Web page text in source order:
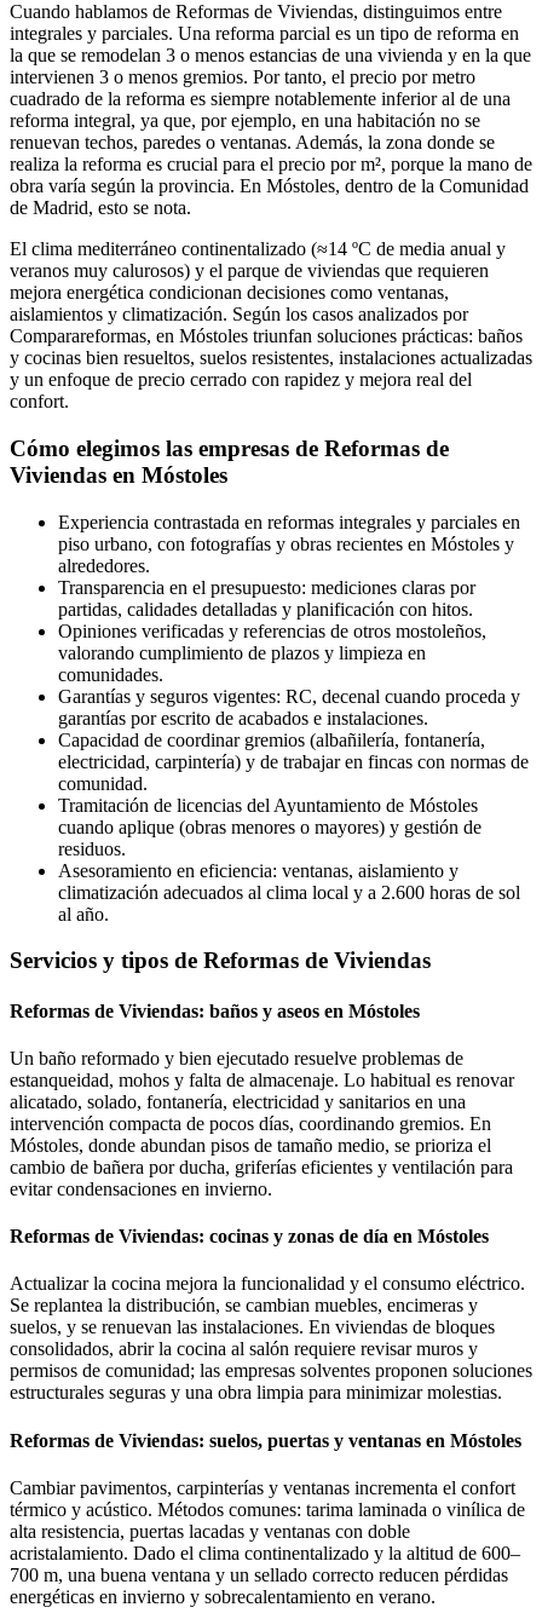
Cuando hablamos de Reformas de Viviendas, distinguimos entre
integrales y parciales. Una reforma parcial es un tipo de reforma en
la que se remodelan 3 o menos estancias de una vivienda y en la que
intervienen 3 o menos gremios. Por tanto, el precio por metro
cuadrado de la reforma es siempre notablemente inferior al de una
reforma integral, ya que, por ejemplo, en una habitación no se
renuevan techos, paredes o ventanas. Además, la zona donde se
realiza la reforma es crucial para el precio por m², porque la mano de
obra varía según la provincia. En Móstoles, dentro de la Comunidad
de Madrid, esto se nota.
El clima mediterráneo continentalizado (≈14 ºC de media anual y
veranos muy calurosos) y el parque de viviendas que requieren
mejora energética condicionan decisiones como ventanas,
aislamientos y climatización. Según los casos analizados por
Comparareformas, en Móstoles triunfan soluciones prácticas: baños
y cocinas bien resueltos, suelos resistentes, instalaciones actualizadas
y un enfoque de precio cerrado con rapidez y mejora real del
confort.
Cómo elegimos las empresas de Reformas de
Viviendas en Móstoles
Experiencia contrastada en reformas integrales y parciales en
piso urbano, con fotografías y obras recientes en Móstoles y
alrededores.
Transparencia en el presupuesto: mediciones claras por
partidas, calidades detalladas y planificación con hitos.
Opiniones verificadas y referencias de otros mostoleños,
valorando cumplimiento de plazos y limpieza en
comunidades.
Garantías y seguros vigentes: RC, decenal cuando proceda y
garantías por escrito de acabados e instalaciones.
Capacidad de coordinar gremios (albañilería, fontanería,
electricidad, carpintería) y de trabajar en fincas con normas de
comunidad.
Tramitación de licencias del Ayuntamiento de Móstoles
cuando aplique (obras menores o mayores) y gestión de
residuos.
Asesoramiento en eficiencia: ventanas, aislamiento y
climatización adecuados al clima local y a 2.600 horas de sol
al año.
Servicios y tipos de Reformas de Viviendas
Reformas de Viviendas: baños y aseos en Móstoles
Un baño reformado y bien ejecutado resuelve problemas de
estanqueidad, mohos y falta de almacenaje. Lo habitual es renovar
alicatado, solado, fontanería, electricidad y sanitarios en una
intervención compacta de pocos días, coordinando gremios. En
Móstoles, donde abundan pisos de tamaño medio, se prioriza el
cambio de bañera por ducha, griferías eficientes y ventilación para
evitar condensaciones en invierno.
Reformas de Viviendas: cocinas y zonas de día en Móstoles
Actualizar la cocina mejora la funcionalidad y el consumo eléctrico.
Se replantea la distribución, se cambian muebles, encimeras y
suelos, y se renuevan las instalaciones. En viviendas de bloques
consolidados, abrir la cocina al salón requiere revisar muros y
permisos de comunidad; las empresas solventes proponen soluciones
estructurales seguras y una obra limpia para minimizar molestias.
Reformas de Viviendas: suelos, puertas y ventanas en Móstoles
Cambiar pavimentos, carpinterías y ventanas incrementa el confort
térmico y acústico. Métodos comunes: tarima laminada o vinílica de
alta resistencia, puertas lacadas y ventanas con doble
acristalamiento. Dado el clima continentalizado y la altitud de 600–
700 m, una buena ventana y un sellado correcto reducen pérdidas
energéticas en invierno y sobrecalentamiento en verano.